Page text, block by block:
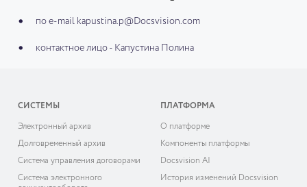
по e-mail kapustina.p@Docsvision.com
контактное лицо - Капустина Полина
СИСТЕМЫ
Электронный архив
Долговременный архив
Система управления договорами
Система электронного
ПЛАТФОРМА
О платформе
Компоненты платформы
Docsvision AI
История изменений Docsvision